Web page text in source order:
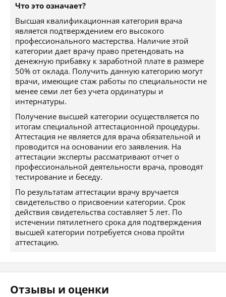
Что это означает?
Высшая квалификационная категория врача
является подтверждением его высокого
профессионального мастерства. Наличие этой
категории дает врачу право претендовать на
денежную прибавку к заработной плате в размере
50% от оклада. Получить данную категорию могут
врачи, имеющие стаж работы по специальности не
менее семи лет без учета ординатуры и
интернатуры.
Получение высшей категории осуществляется по
итогам специальной аттестационной процедуры.
Аттестация не является для врача обязательной и
проводится на основании его заявления. На
аттестации эксперты рассматривают отчет о
профессиональной деятельности врача, проводят
тестирование и беседу.
По результатам аттестации врачу вручается
свидетельство о присвоении категории. Срок
действия свидетельства составляет 5 лет. По
истечении пятилетнего срока для подтверждения
высшей категории потребуется снова пройти
аттестацию.
Отзывы и оценки